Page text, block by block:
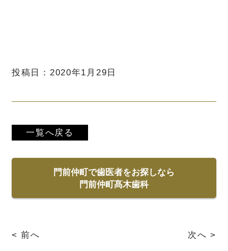
投稿日：2020年1月29日
一覧へ戻る
門前仲町で歯医者をお探しなら
門前仲町髙木歯科
< 前へ 次へ >